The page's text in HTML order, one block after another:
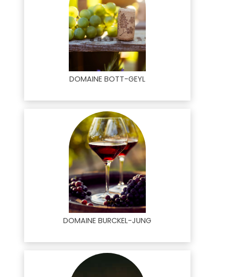
DOMAINE BOTT-GEYL
DOMAINE BURCKEL-JUNG